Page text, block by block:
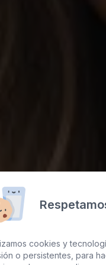
cookies y
o persistentes, para